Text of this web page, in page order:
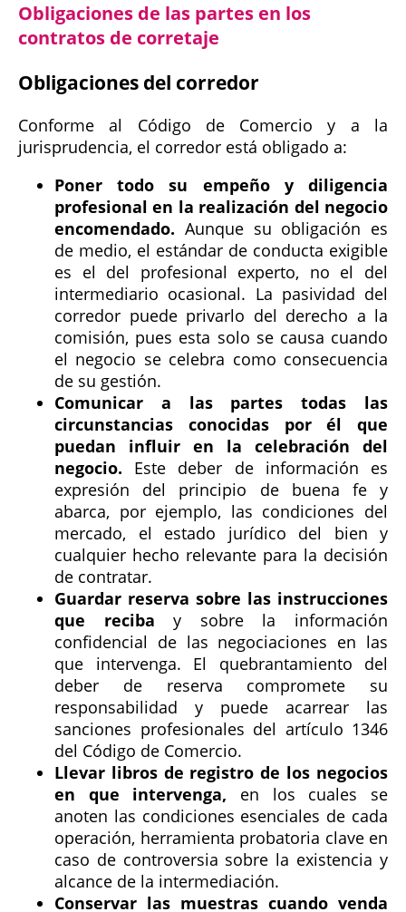
Obligaciones de las partes en los
contratos de corretaje
Obligaciones del corredor
Conforme al Código de Comercio y a la
jurisprudencia, el corredor está obligado a:
Poner todo su empeño y diligencia
profesional en la realización del negocio
encomendado. Aunque su obligación es
de medio, el estándar de conducta exigible
es el del profesional experto, no el del
intermediario ocasional. La pasividad del
corredor puede privarlo del derecho a la
comisión, pues esta solo se causa cuando
el negocio se celebra como consecuencia
de su gestión.
Comunicar a las partes todas las
circunstancias conocidas por él que
puedan influir en la celebración del
negocio. Este deber de información es
expresión del principio de buena fe y
abarca, por ejemplo, las condiciones del
mercado, el estado jurídico del bien y
cualquier hecho relevante para la decisión
de contratar.
Guardar reserva sobre las instrucciones
que reciba y sobre la información
confidencial de las negociaciones en las
que intervenga. El quebrantamiento del
deber de reserva compromete su
responsabilidad y puede acarrear las
sanciones profesionales del artículo 1346
del Código de Comercio.
Llevar libros de registro de los negocios
en que intervenga, en los cuales se
anoten las condiciones esenciales de cada
operación, herramienta probatoria clave en
caso de controversia sobre la existencia y
alcance de la intermediación.
Conservar las muestras cuando venda